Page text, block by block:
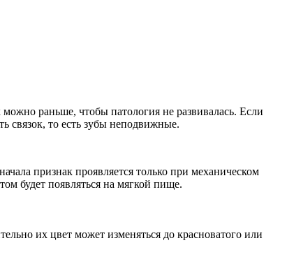
раньше, чтобы патология не развивалась. Если
связок, то есть зубы неподвижные.
признак проявляется только при механическом
будет появляться на мягкой пище.
их цвет может изменяться до красноватого или